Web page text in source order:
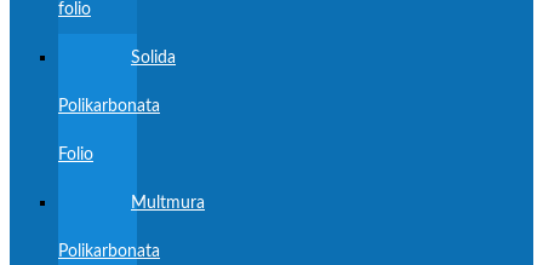
folio
Solida
Polikarbonata
Folio
Multmura
Polikarbonata